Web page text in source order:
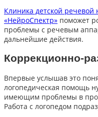
Клиника детской
«НейроСпектр» поможет
проблемы с речевым
дальнейшие действия.
Коррекционно-
Впервые услышав это
логопедическая помощь
имеющим проблемы в
Работа с логопедом